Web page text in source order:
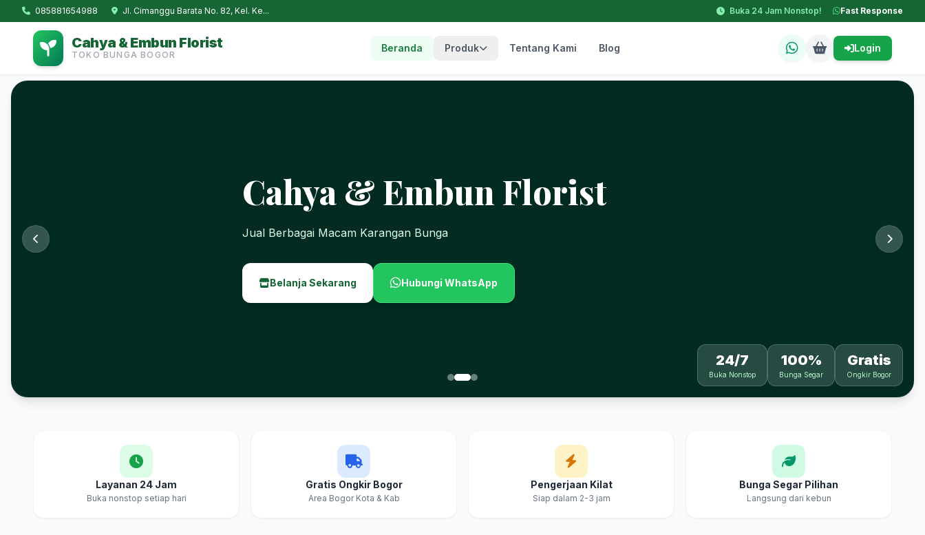
085881654988 Jl. Cimanggu Barata No. 82, Kel. Ke... Buka 24 Jam Nonstop! Fast Response
Cahya & Embun Florist
TOKO BUNGA BOGOR
Beranda Produk Tentang Kami Blog Login
Cahya & Embun Florist
Jual Berbagai Macam Karangan Bunga
Belanja Sekarang Hubungi WhatsApp
24/7
Buka Nonstop
100%
Bunga Segar
Gratis
Ongkir Bogor
Layanan 24 Jam
Buka nonstop setiap hari
Gratis Ongkir Bogor
Area Bogor Kota & Kab
Pengerjaan Kilat
Siap dalam 2-3 jam
Bunga Segar Pilihan
Langsung dari kebun